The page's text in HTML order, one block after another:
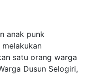
anak punk
satu orang warga
Dusun Selogiri,